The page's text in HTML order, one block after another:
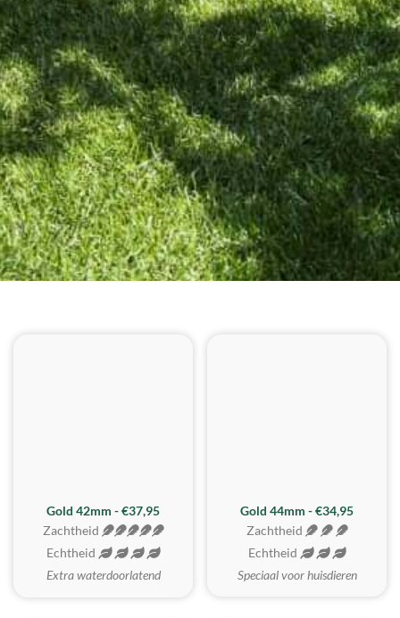
ZACHTSTE
Gold 42mm - €37,95
Zachtheid
Echtheid
Extra waterdoorlatend
Gold 44mm - €34,95
Zachtheid
Echtheid
Speciaal voor huisdieren